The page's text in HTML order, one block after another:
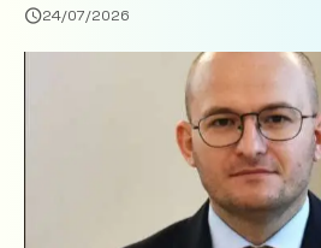
24/07/2026